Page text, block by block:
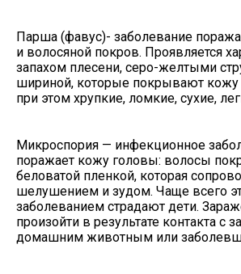
Парша (фавус)- заболевание
и волосяной покров. Проявляется
запахом плесени, серо-желтыми
шириной, которые покрывают
при этом хрупкие, ломкие, сухие,
Микроспория — инфекционное
поражает кожу головы: волосы
беловатой пленкой, которая
шелушением и зудом. Чаще всего
заболеванием страдают дети.
произойти в результате контакта с
домашним животным или